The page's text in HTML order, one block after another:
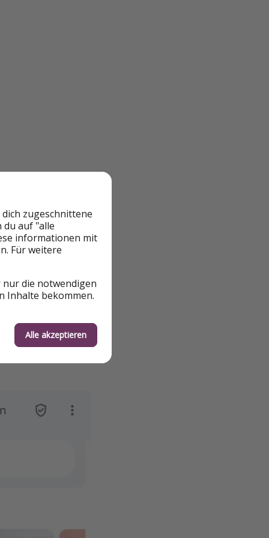
zugeschnittene
auf "alle
informationen mit
Für weitere
nur die notwendigen
Inhalte bekommen.
Alle akzeptieren